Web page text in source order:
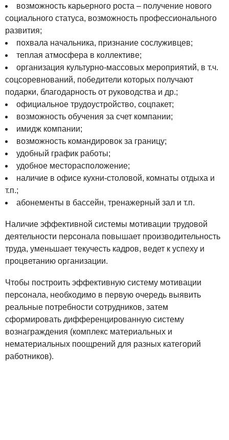
возможность карьерного роста – получение нового
социального статуса, возможность профессионального
развития;
похвала начальника, признание сослуживцев;
теплая атмосфера в коллективе;
организация культурно-массовых мероприятий, в т.ч.
соцсоревнований, победители которых получают
подарки, благодарность от руководства и др.;
официальное трудоустройство, соцпакет;
возможность обучения за счет компании;
имидж компании;
возможность командировок за границу;
удобный график работы;
удобное месторасположение;
наличие в офисе кухни-столовой, комнаты отдыха и
т.п.;
абонементы в бассейн, тренажерный зал и т.п.
Наличие эффективной системы мотивации трудовой
деятельности персонала повышает производительность
труда, уменьшает текучесть кадров, ведет к успеху и
процветанию организации.
Чтобы построить эффективную систему мотивации
персонала, необходимо в первую очередь выявить
реальные потребности сотрудников, затем
сформировать дифференцированную систему
вознаграждения (комплекс материальных и
нематериальных поощрений для разных категорий
работников).